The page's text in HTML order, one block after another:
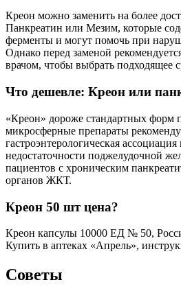
Креон можно заменить на более
Панкреатин или Мезим, которые
ферменты и могут помочь при
Однако перед заменой
врачом, чтобы выбрать подходящее
Что дешевле: Креон или
«Креон» дороже стандартных форм
микросферные препараты
гастроэнтерологическая
недостаточности поджелудочной
пациентов с хроническим
органов ЖКТ.
Креон 50 шт цена?
Креон капсулы 10000 ЕД № 50,
Купить в аптеках «Апрель»,
Советы